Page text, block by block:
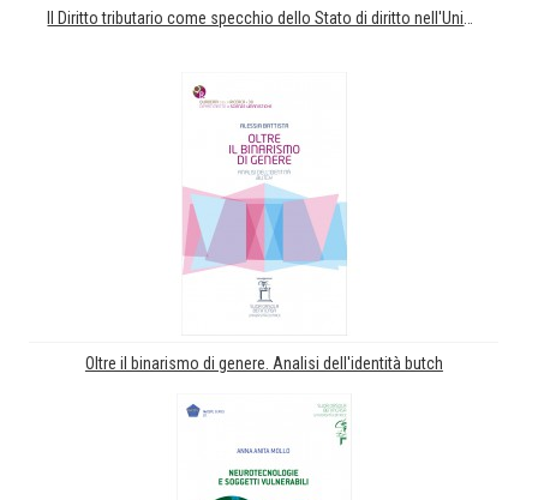
Oltre il binarismo di genere. Analisi dell'identità butch